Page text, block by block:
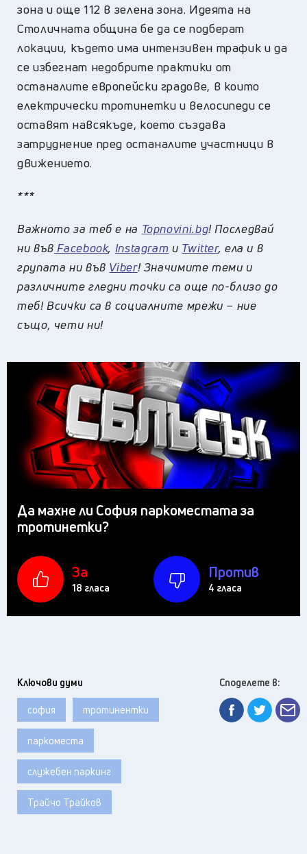
зона и още 112 в зелена зона. Идеята на
Столичната община бе да се подберат
локации, където има интензивен трафик и да
се избегнат недобрите практики от
останалите европейски градове, в които
електрически тротинетки и велосипеди се
оставят навсякъде, което създава
затруднение пред останалите участници в
движението.
***
Важното за теб е на Topnovini.bg! Последвай
ни във Facebook, Instagram и Twitter, ела и в
групата ни във Viber! Значимите теми и
различните гледни точки са още по-близо до
теб! Всички са в социалните мрежи – ние
също, чети ни!
Да махне ли София паркоместата за
тротинетки?
За
18 гласа
Против
4 гласа
Ключови думи
софия тротинентки
паркоместа
служебен паркинг
Трайчо Трайков
Споделете в: